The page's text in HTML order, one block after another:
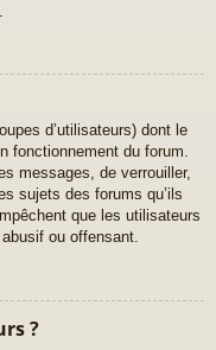
d’utilisateurs) dont le
fonctionnement du forum.
messages, de verrouiller,
sujets des forums qu’ils
que les utilisateurs
ou offensant.
?